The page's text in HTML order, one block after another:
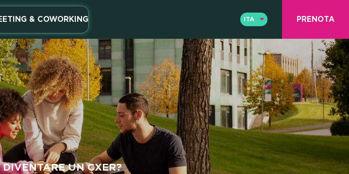
& COWORKING
ITA
ENG
ITA
PRENOTA
&
UN CXER?